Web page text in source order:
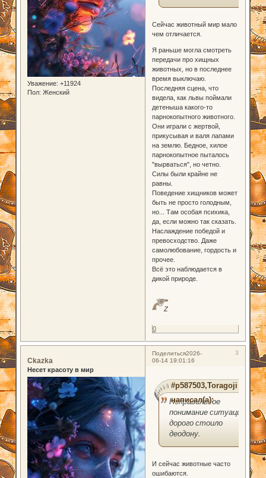
Уважение: +11924
Пол: Женский
Сейчас животный мир мало
чем отличается.
Я раньше могла смотреть
передачи про хищных
животных, но в последнее
время выключаю.
Последняя сцена, что
видела, как львы поймали
детеныша какого-то
парнокопытного животного.
Они играли с жертвой,
прикусывая и валя лапами
на землю. Бедное, хилое
парнокопытное пыталось
"вырваться", но четно.
Силы были крайне не
равны.
Поведение хищников может
быть не просто голодным,
но... Там особая психика,
да, если можно так сказать.
Наслаждение победой и
превосходство. Даже
самолюбование, гордость и
прочее.
Всё это наблюдается в
дикой природе.
Z
0
Поделиться 3
2026-
06-14 19:01:16
Ckazka
Несет красоту в мир
#p587503,Toragoji
написал(а):
Неправильное
понимание ситуации
дорого стоило
деодону.
И сейчас животные часто
ошибаются.